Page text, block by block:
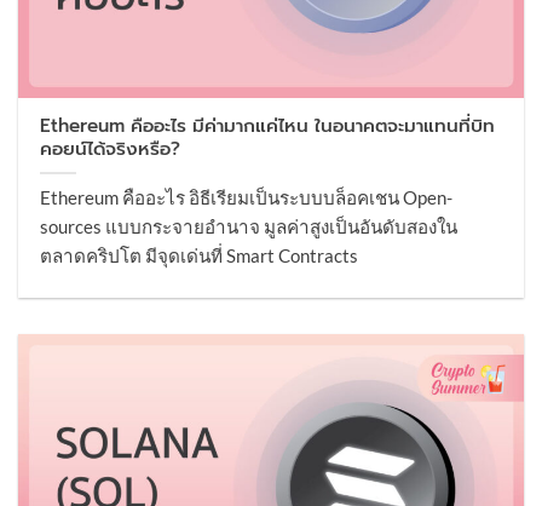
Ethereum คืออะไร มีค่ามากแค่ไหน ในอนาคตจะมาแทนที่บิท
คอยน์ได้จริงหรือ?
Ethereum คืออะไร อิธีเรียมเป็นระบบบล็อคเชน Open-
sources แบบกระจายอำนาจ มูลค่าสูงเป็นอันดับสองใน
ตลาดคริปโต มีจุดเด่นที่ Smart Contracts